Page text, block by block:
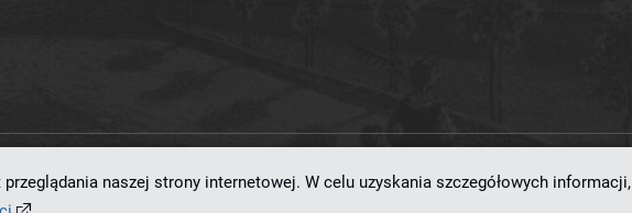
7.0.0-SNAPSHOT opracowanemu przezPoznańskie Centrum Superkomputerowo-Sieciowe
naszej strony internetowej. W celu uzyskania szczegółowych informacji,